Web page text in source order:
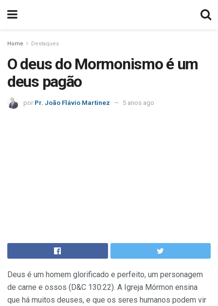
Home Destaques
O deus do Mormonismo é um
deus pagão
por Pr. João Flávio Martinez 5 anos ago
Deus é um homem glorificado e perfeito, um personagem
de carne e ossos (D&C 130:22). A Igreja Mórmon ensina
que há muitos deuses, e que os seres humanos podem vir